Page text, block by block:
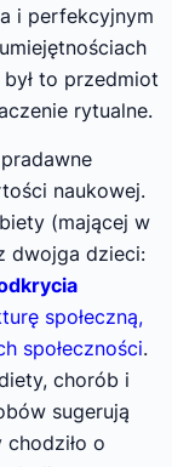
i perfekcyjnym
to przedmiot
rytualne.
naukowej.
(mającej w
dwojga dzieci:
społeczną,
społeczności.
chorób i
sugerują
chodziło o